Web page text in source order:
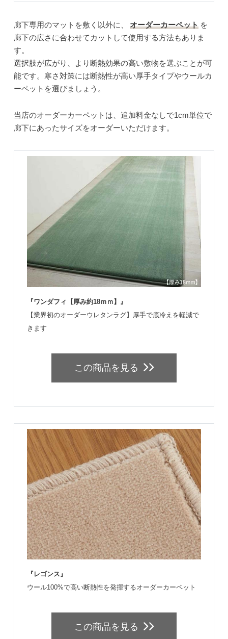
廊下専用のマットを敷く以外に、 オーダーカーペット を
廊下の広さに合わせてカットして使用する方法もありま
す。
選択肢が広がり、より断熱効果の高い敷物を選ぶことが可
能です。寒さ対策には断熱性が高い厚手タイプやウールカ
ーペットを選びましょう。
当店のオーダーカーペットは、追加料金なしで1cm単位で
廊下にあったサイズをオーダーいただけます。
『ワンダフィ【厚み約18ｍｍ】』
【業界初のオーダーウレタンラグ】厚手で底冷えを軽減で
きます
この商品を見る
『レゴンス』
ウール100%で高い断熱性を発揮するオーダーカーペット
この商品を見る